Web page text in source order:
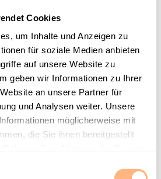
Cookies
um Inhalte und Anzeigen zu
für soziale Medien anbieten
auf unsere Website zu
geben wir Informationen zu Ihrer
an unsere Partner für
und Analysen weiter. Unsere
möglicherweise mit
die Sie ihnen bereitgestellt
Karriereentscheidungen.
Bewerbungsseite nicht
überladen ist.
könnt ihr
nachlesen.
Ansprachestil
kann die